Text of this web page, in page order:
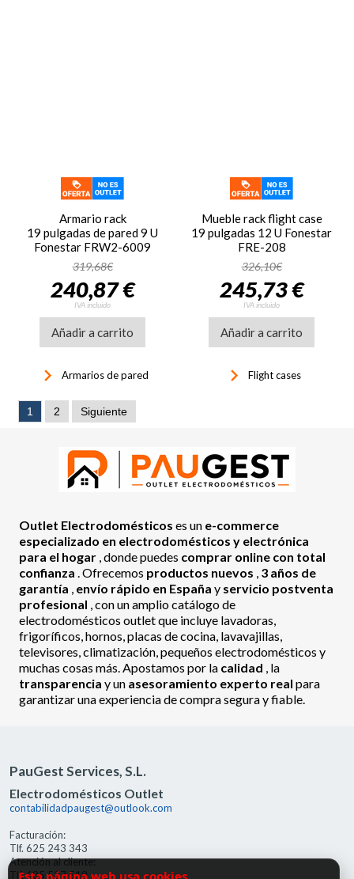
Armario rack
19 pulgadas de pared 9 U
Fonestar FRW2-6009
319,68€
240,87 €
IVA incluido
Añadir a carrito
keyboard_arrow_right Armarios de pared
Mueble rack flight case
19 pulgadas 12 U Fonestar
FRE-208
326,10€
245,73 €
IVA incluido
Añadir a carrito
keyboard_arrow_right Flight cases
1 2 Siguiente
Outlet Electrodomésticos es un e-commerce
especializado en electrodomésticos y electrónica
para el hogar , donde puedes comprar online con total
confianza . Ofrecemos productos nuevos , 3 años de
garantía , envío rápido en España y servicio postventa
profesional , con un amplio catálogo de
electrodomésticos outlet que incluye lavadoras,
frigoríficos, hornos, placas de cocina, lavavajillas,
televisores, climatización, pequeños electrodomésticos y
muchas cosas más. Apostamos por la calidad , la
transparencia y un asesoramiento experto real para
garantizar una experiencia de compra segura y fiable.
PauGest Services, S.L.
Electrodomésticos Outlet
contabilidadpaugest@outlook.com
Facturación:
Tlf. 625 243 343
Atención al cliente:
Tlf. 685 527 519
Esta página web usa cookies